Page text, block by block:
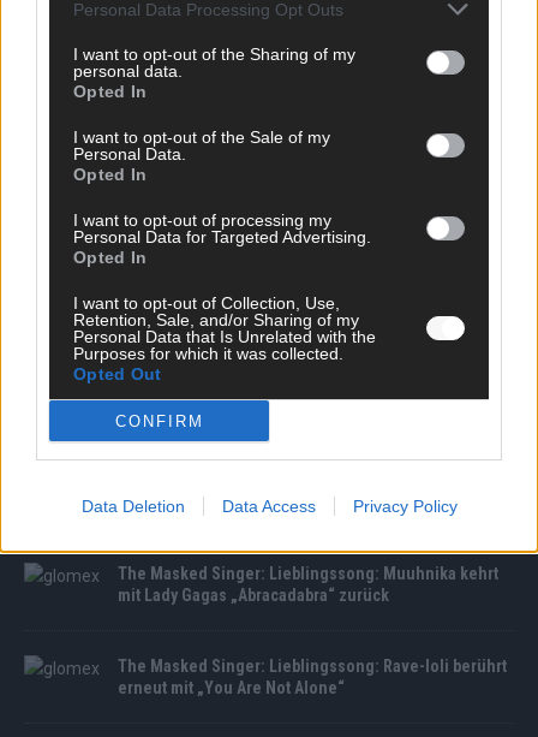
Personal Data Processing Opt Outs
I want to opt-out of the Sharing of my
personal data.
Opted In
I want to opt-out of the Sale of my
Personal Data.
Opted In
I want to opt-out of processing my
Personal Data for Targeted Advertising.
Opted In
I want to opt-out of Collection, Use,
Retention, Sale, and/or Sharing of my
Personal Data that Is Unrelated with the
Purposes for which it was collected.
Opted Out
CONFIRM
Data Deletion Data Access Privacy Policy
The Masked Singer: King schwebt mit „Fly Me To The
Moon“!
The Masked Singer: Enthüllung: Eine österreichische
The Masked Singer: Muuhnika rockt mit „I Was Made For
Loving You“ im Yungblud-Style!
und Comedienne gewinnt als Muuhnika
Sänger hat sich als Rave-Ioli in die Herzen gesungen
The Masked Singer: Lieblingssong: Muuhnika kehrt
mit Lady Gagas „Abracadabra“ zurück
The Masked Singer: Lieblingssong: Rave-Ioli berührt
erneut mit „You Are Not Alone“